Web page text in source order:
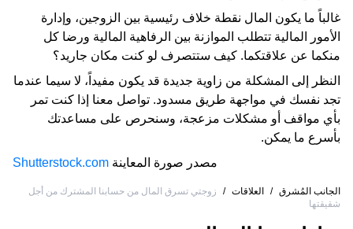
غالباً ما يكون المال نقطة خلاف رئيسية بين الزوجين، وإدارة
الأمور المالية تتطلب الموازنة بين الرفاهية المالية ورضا كل
منكما عن علاقتكما. كيف ستتصرف لو كنت مكان جاريد؟
النظر إلى المشكلة من زاوية جديدة قد يكون مفيداً، لا سيما عندما
تجد نفسك في مواجهة طريق مسدود. تواصل معنا إذا كنت تمر
بأي مواقف أو مشكلات مزعجة، وسنحرص على مساعدتك
بأسرع ما يمكن.
مصدر صورة المعاينة Shutterstock.com
الجانب المُشرق / العلاقات /
زوجتي تسرق المال من حسابنا المشترك من أجل
شقيقتها